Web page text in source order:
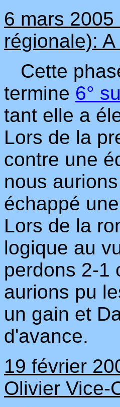
6 mars
régionale):
Cette
termine 6°
tant elle a
Lors de la
contre une
nous
échappé
Lors de la
logique au
perdons 2-1
aurions pu
un gain et
d'avance.
19 février
Olivier Vice-